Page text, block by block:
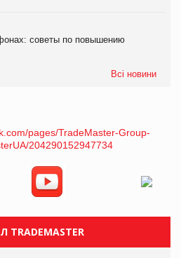
советы по повышению
Всі новини